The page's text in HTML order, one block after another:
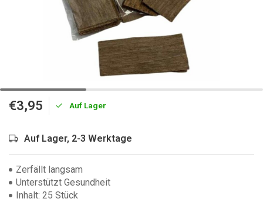
€3,95 Auf Lager
Auf Lager, 2-3 Werktage
Zerfällt langsam
Unterstützt Gesundheit
Inhalt: 25 Stück